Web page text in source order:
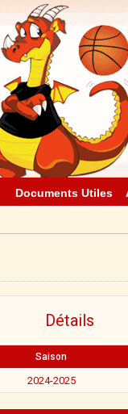
Documents Utiles
Détails
Saison
2024-2025